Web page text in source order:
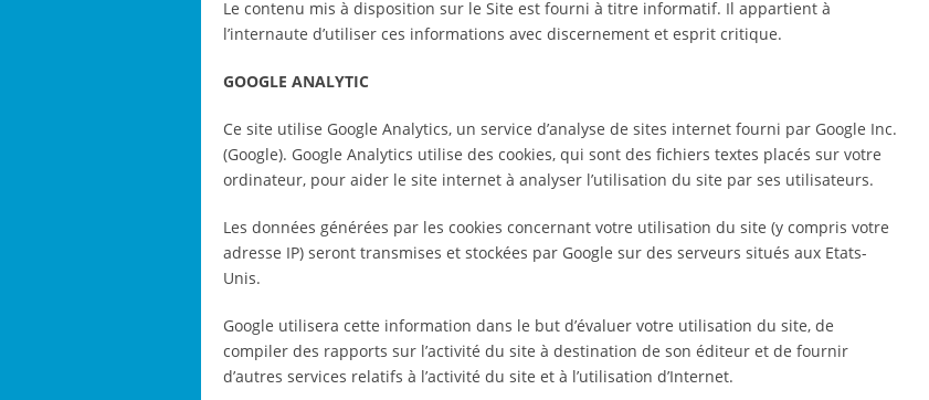
Le contenu mis à disposition sur le Site est fourni à titre informatif. Il appartient à
l’internaute d’utiliser ces informations avec discernement et esprit critique.
GOOGLE ANALYTIC
Ce site utilise Google Analytics, un service d’analyse de sites internet fourni par Google Inc.
(Google). Google Analytics utilise des cookies, qui sont des fichiers textes placés sur votre
ordinateur, pour aider le site internet à analyser l’utilisation du site par ses utilisateurs.
Les données générées par les cookies concernant votre utilisation du site (y compris votre
adresse IP) seront transmises et stockées par Google sur des serveurs situés aux Etats-
Unis.
Google utilisera cette information dans le but d’évaluer votre utilisation du site, de
compiler des rapports sur l’activité du site à destination de son éditeur et de fournir
d’autres services relatifs à l’activité du site et à l’utilisation d’Internet.